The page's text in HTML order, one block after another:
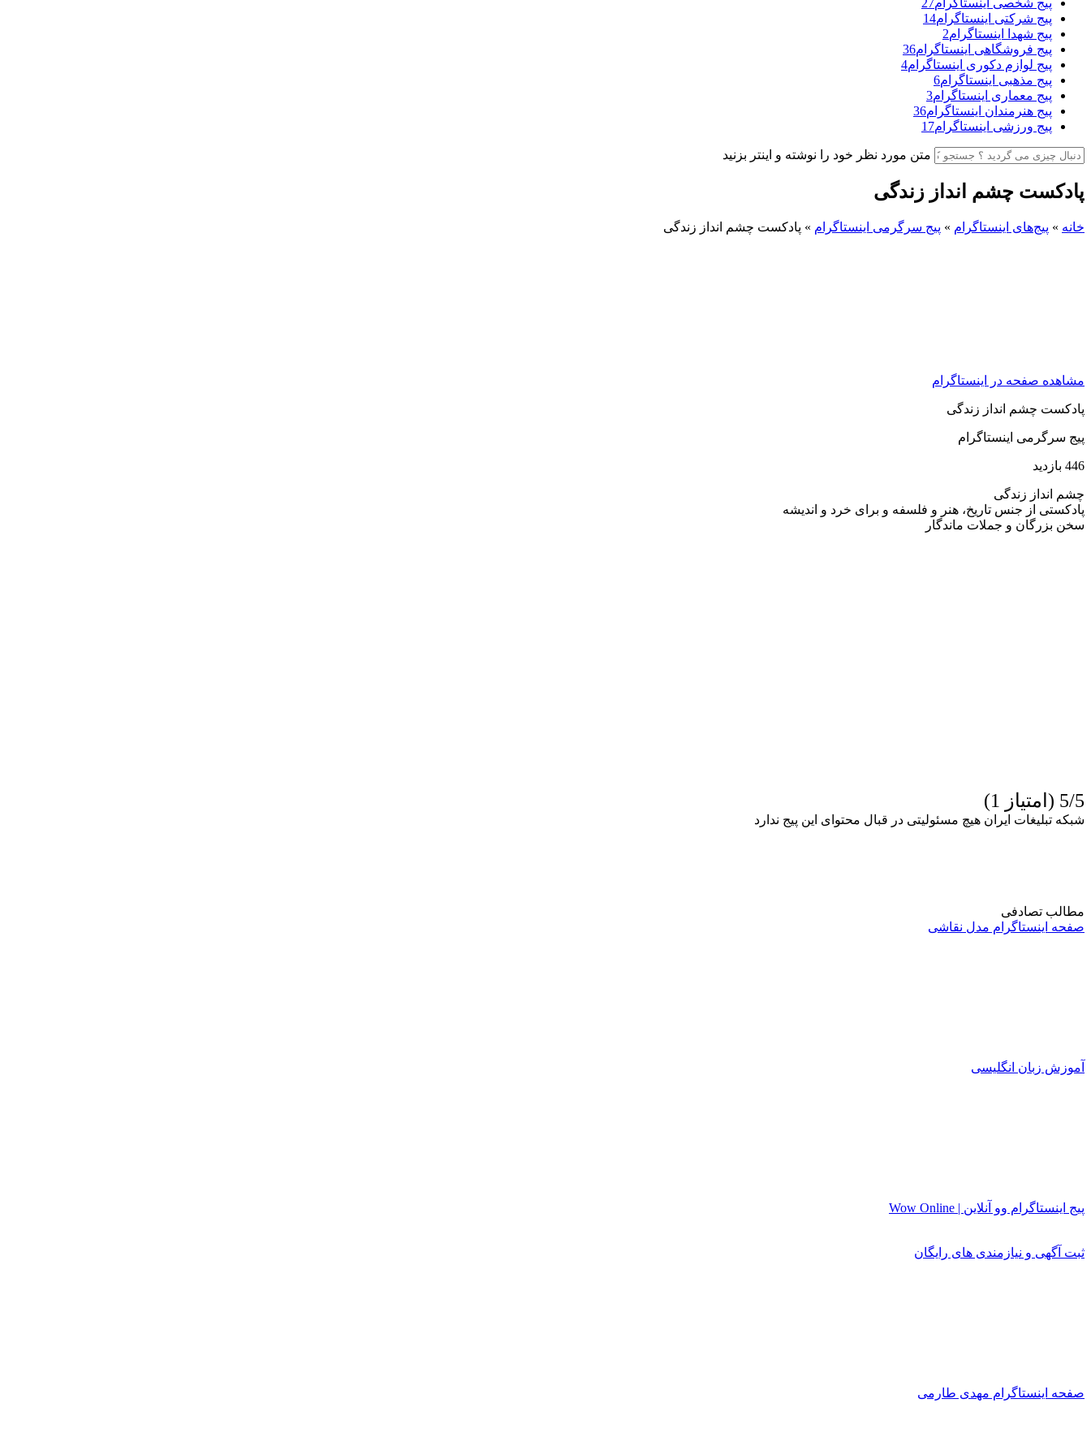
پیج شرکتی اینستاگرام14
پیج شهدا اینستاگرام2
پیج فروشگاهی اینستاگرام36
پیج لوازم دکوری اینستاگرام4
پیج مذهبی اینستاگرام6
پیج معماری اینستاگرام3
پیج هنرمندان اینستاگرام36
پیج ورزشی اینستاگرام17
متن مورد نظر خود را نوشته و اینتر بزنید
پادکست چشم انداز زندگی
خانه » پیج‌های اینستاگرام » پیج سرگرمی اینستاگرام » پادکست چشم انداز زندگی
مشاهده صفحه در اینستاگرام
پادکست چشم انداز زندگی
پیج سرگرمی اینستاگرام
446 بازدید
چشم انداز زندگی
پادکستی از جنس تاریخ، هنر و فلسفه و برای خرد و اندیشه
سخن بزرگان و جملات ماندگار
5/5 (امتیاز 1)
شبکه تبلیغات ایران هیچ مسئولیتی در قبال محتوای این پیج ندارد
مطالب تصادفی
صفحه اینستاگرام مدل نقاشی
آموزش زبان انگلیسی
پیج اینستاگرام وو آنلاین | Wow Online
ثبت آگهی و نیازمندی های رایگان
صفحه اینستاگرام مهدی طارمی